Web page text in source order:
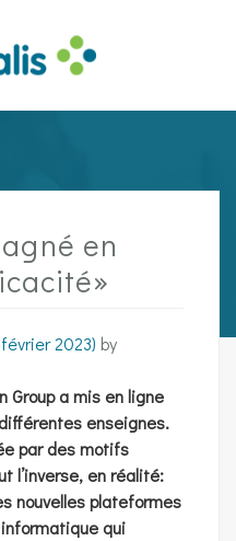
en
2023) by
Group a mis en ligne
enseignes.
par des motifs
l’inverse, en réalité:
nouvelles plateformes
qui